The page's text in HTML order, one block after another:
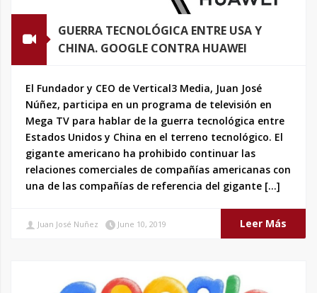
GUERRA TECNOLÓGICA ENTRE USA Y
CHINA. GOOGLE CONTRA HUAWEI
El Fundador y CEO de Vertical3 Media, Juan José
Núñez, participa en un programa de televisión en
Mega TV para hablar de la guerra tecnológica entre
Estados Unidos y China en el terreno tecnológico. El
gigante americano ha prohibido continuar las
relaciones comerciales de compañías americanas con
una de las compañías de referencia del gigante […]
Juan José Nuñez June 10, 2019 Leer Más